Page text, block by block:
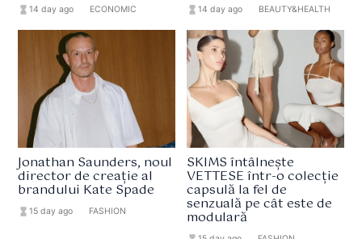
hourglass_full14 day ago ECONOMIC hourglass_full 14 day ago BEAUTY&HEALTH
Jonathan Saunders, noul
director de creație al
brandului Kate Spade
hourglass_full15 day ago FASHION
SKIMS întâlnește
VETTESE într-o colecție
capsulă la fel de
senzuală pe cât este de
modulară